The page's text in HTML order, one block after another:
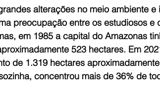
alterações no meio ambiente e
preocupação entre os estudiosos e
em 1985 a capital do Amazonas
523 hectares. Em
de 1.319 hectares
concentrou mais de 36% de